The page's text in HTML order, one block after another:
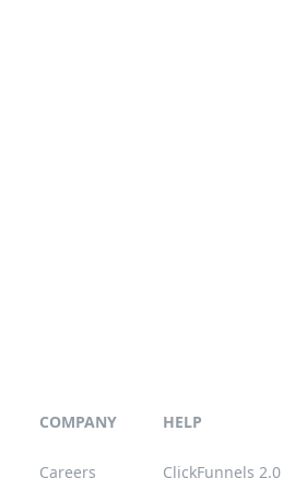
COMPANY
Careers
HELP
ClickFunnels 2.0